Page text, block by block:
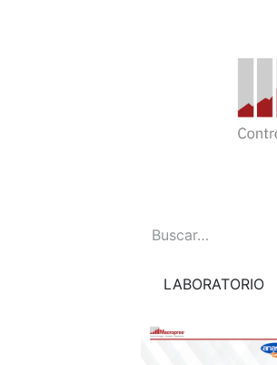
LABORATORIO